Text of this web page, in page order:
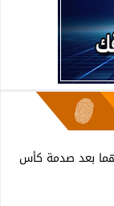
بعد صدمة كأس